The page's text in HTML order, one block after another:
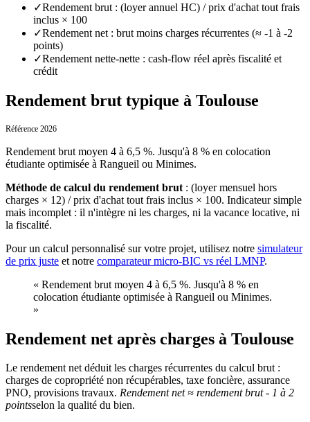
✓Rendement brut : (loyer annuel HC) / prix d'achat tout frais
inclus × 100
✓Rendement net : brut moins charges récurrentes (≈ -1 à -2
points)
✓Rendement nette-nette : cash-flow réel après fiscalité et
crédit
Rendement brut typique à Toulouse
Référence 2026
Rendement brut moyen 4 à 6,5 %. Jusqu'à 8 % en colocation
étudiante optimisée à Rangueil ou Minimes.
Méthode de calcul du rendement brut : (loyer mensuel hors
charges × 12) / prix d'achat tout frais inclus × 100. Indicateur simple
mais incomplet : il n'intègre ni les charges, ni la vacance locative, ni
la fiscalité.
Pour un calcul personnalisé sur votre projet, utilisez notre simulateur
de prix juste et notre comparateur micro-BIC vs réel LMNP.
« Rendement brut moyen 4 à 6,5 %. Jusqu'à 8 % en
colocation étudiante optimisée à Rangueil ou Minimes.
»
Rendement net après charges à Toulouse
Le rendement net déduit les charges récurrentes du calcul brut :
charges de copropriété non récupérables, taxe foncière, assurance
PNO, provisions travaux. Rendement net ≈ rendement brut - 1 à 2
pointsselon la qualité du bien.